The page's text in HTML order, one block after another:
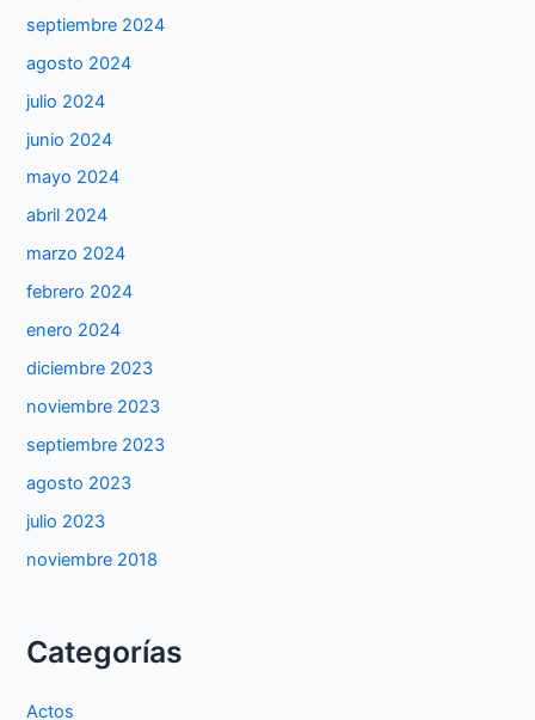
septiembre 2024
agosto 2024
julio 2024
junio 2024
mayo 2024
abril 2024
marzo 2024
febrero 2024
enero 2024
diciembre 2023
noviembre 2023
septiembre 2023
agosto 2023
julio 2023
noviembre 2018
Categorías
Actos